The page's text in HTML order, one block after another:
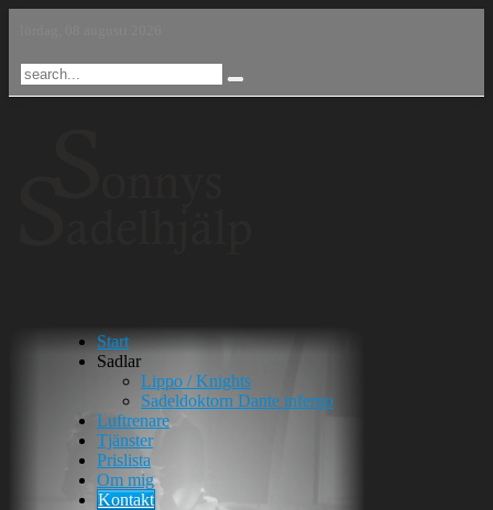
Start
Sadlar
Lippo / Knights
Sadeldoktorn Dante inferno
Luftrenare
Tjänster
Prislista
Om mig
Kontakt